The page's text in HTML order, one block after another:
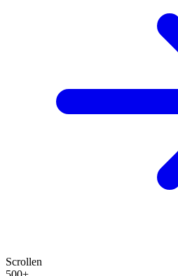
Scrollen